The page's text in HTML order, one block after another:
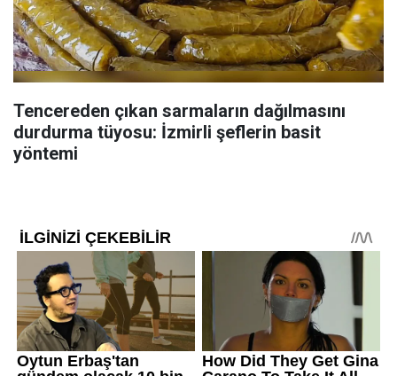
Tencereden çıkan sarmaların dağılmasını
durdurma tüyosu: İzmirli şeflerin basit
yöntemi